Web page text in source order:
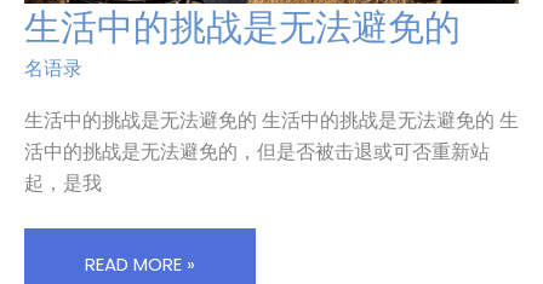
生活中的挑战是无法避免的
名语录
生活中的挑战是无法避免的 生活中的挑战是无法避免的 生
活中的挑战是无法避免的，但是否被击退或可否重新站
起，是我
生
活
挑
战
是
避
READ MORE »